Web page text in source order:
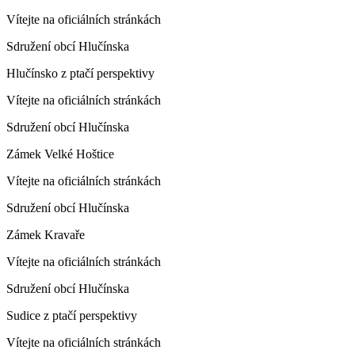
Vítejte na oficiálních stránkách
Sdružení obcí Hlučínska
Hlučínsko z ptačí perspektivy
Vítejte na oficiálních stránkách
Sdružení obcí Hlučínska
Zámek Velké Hoštice
Vítejte na oficiálních stránkách
Sdružení obcí Hlučínska
Zámek Kravaře
Vítejte na oficiálních stránkách
Sdružení obcí Hlučínska
Sudice z ptačí perspektivy
Vítejte na oficiálních stránkách